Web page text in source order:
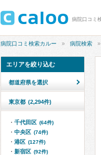
病院口コミ
病院口コミ検索カルー 病院検索
エリアを絞り込む
都道府県を選択
東京都 (2,294件)
千代田区 (64件)
中央区 (74件)
港区 (127件)
新宿区 (92件)